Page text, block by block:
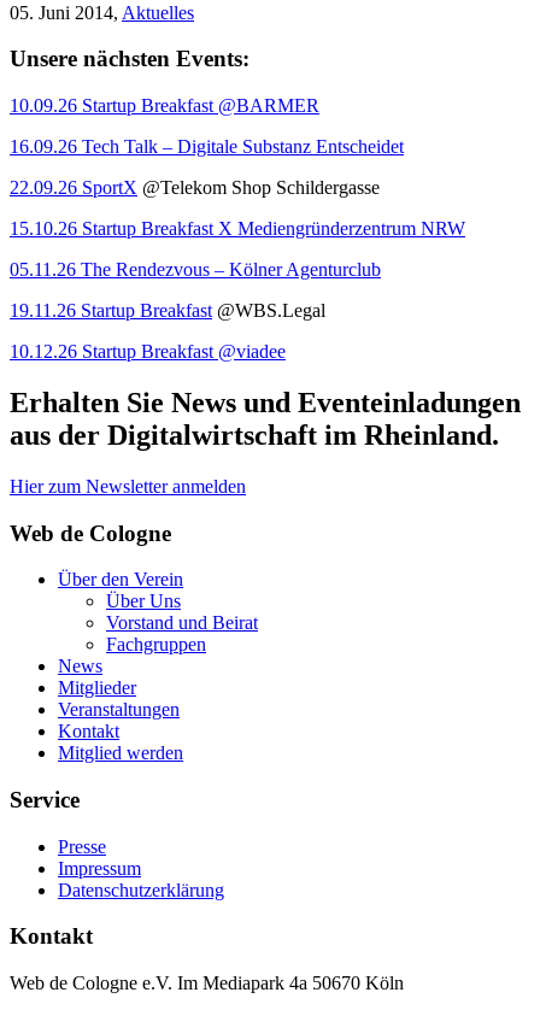
05. Juni 2014, Aktuelles
Unsere nächsten Events:
10.09.26 Startup Breakfast @BARMER
16.09.26 Tech Talk – Digitale Substanz Entscheidet
22.09.26 SportX @Telekom Shop Schildergasse
15.10.26 Startup Breakfast X Mediengründerzentrum NRW
05.11.26 The Rendezvous – Kölner Agenturclub
19.11.26 Startup Breakfast @WBS.Legal
10.12.26 Startup Breakfast @viadee
Erhalten Sie News und Eventeinladungen
aus der Digitalwirtschaft im Rheinland.
Hier zum Newsletter anmelden
Web de Cologne
Über den Verein
Über Uns
Vorstand und Beirat
Fachgruppen
News
Mitglieder
Veranstaltungen
Kontakt
Mitglied werden
Service
Presse
Impressum
Datenschutzerklärung
Kontakt
Web de Cologne e.V. Im Mediapark 4a 50670 Köln